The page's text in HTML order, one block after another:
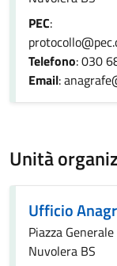
PEC:
Telefono: 030
Email:
Unità
Ufficio
Piazza
Nuvolera BS